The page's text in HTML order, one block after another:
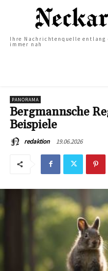
Ihre Nachrichtenquelle
immer nah
PANORAMA
Bergmannsche
Beispiele
redaktion 19.06.2026